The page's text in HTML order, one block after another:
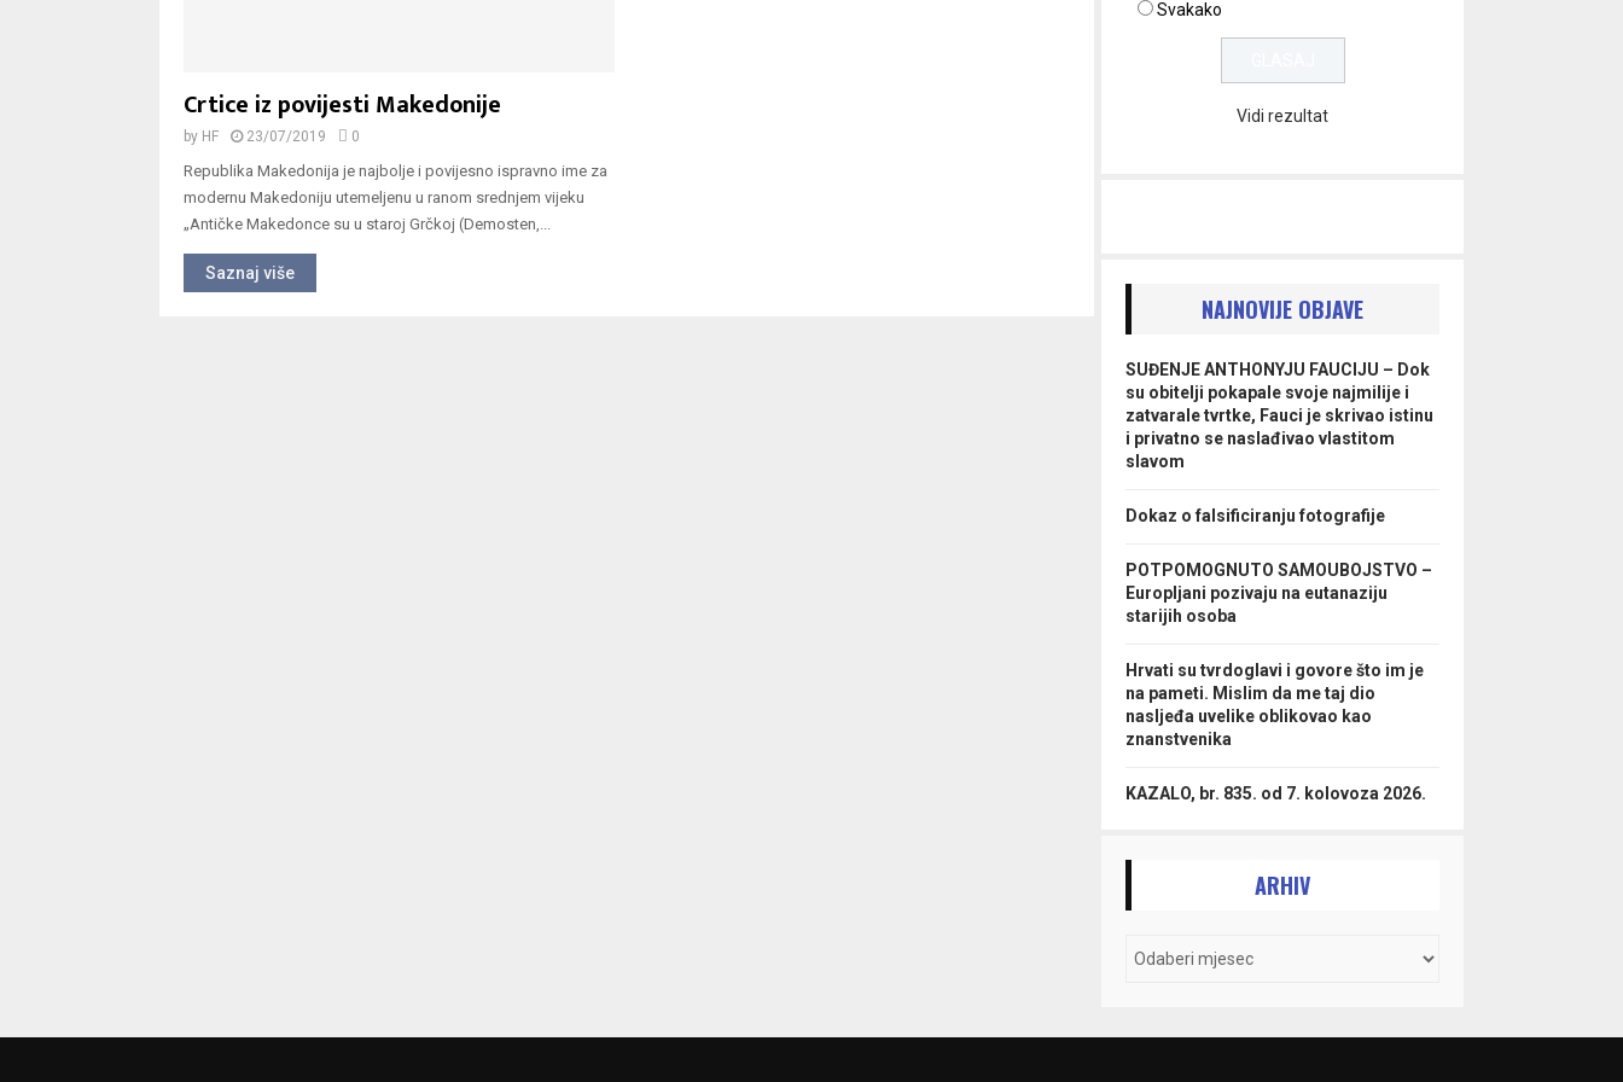
Crtice iz povijesti Makedonije
by HF 23/07/2019 0
Republika Makedonija je najbolje i povijesno ispravno ime za
modernu Makedoniju utemeljenu u ranom srednjem vijeku
„Antičke Makedonce su u staroj Grčkoj (Demosten,...
Saznaj više
Svakako
Vidi rezultat
NAJNOVIJE OBJAVE
SUĐENJE ANTHONYJU FAUCIJU – Dok
su obitelji pokapale svoje najmilije i
zatvarale tvrtke, Fauci je skrivao istinu
i privatno se naslađivao vlastitom
slavom
Dokaz o falsificiranju fotografije
POTPOMOGNUTO SAMOUBOJSTVO –
Europljani pozivaju na eutanaziju
starijih osoba
Hrvati su tvrdoglavi i govore što im je
na pameti. Mislim da me taj dio
nasljeđa uvelike oblikovao kao
znanstvenika
KAZALO, br. 835. od 7. kolovoza 2026.
ARHIV